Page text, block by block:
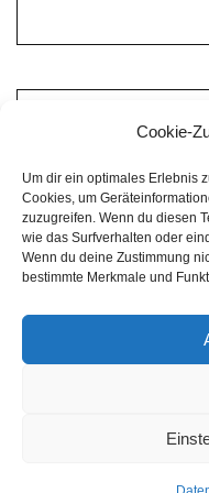
Cookie-
Um dir ein optimales Erlebnis
Cookies, um
zuzugreifen. Wenn du diesen
wie das Surfverhalten oder
Wenn du deine Zustimmung
bestimmte Merkmale und
Impressum